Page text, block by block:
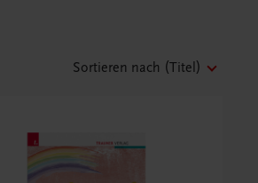
Sortieren nach (Titel)